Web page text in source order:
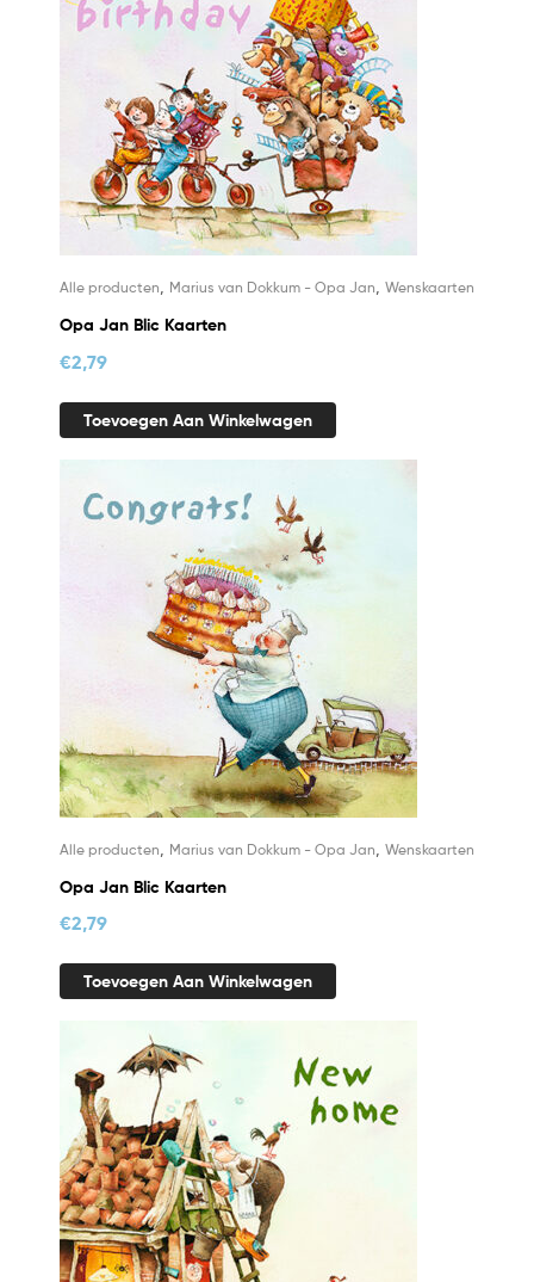
Alle producten, Marius van Dokkum - Opa Jan, Wenskaarten
Opa Jan Blic Kaarten
€2,79
Toevoegen Aan Winkelwagen
Alle producten Marius van Dokkum - Opa Jan Wenskaarten
Opa Jan Blic Kaarten
€2,79
Toevoegen Aan Winkelwagen